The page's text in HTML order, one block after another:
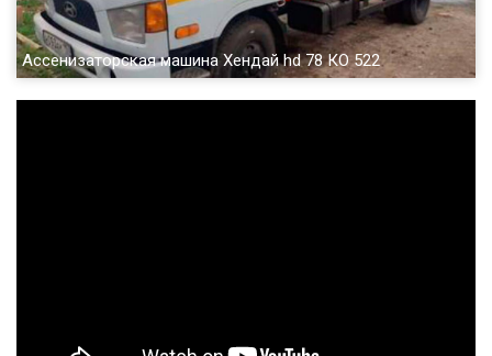
Ассенизаторская машина Хендай hd 78 КО 522